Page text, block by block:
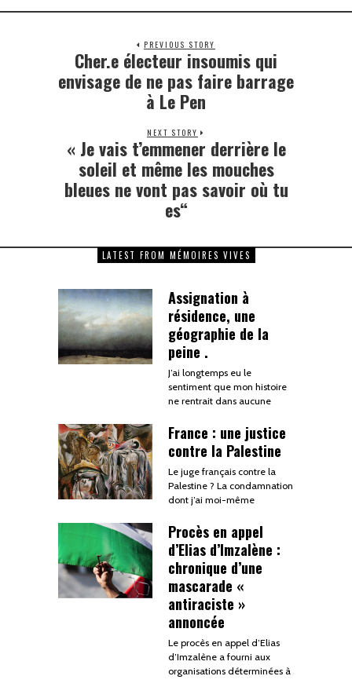
PREVIOUS STORY
Cher.e électeur insoumis qui
envisage de ne pas faire barrage
à Le Pen
NEXT STORY
« Je vais t’emmener derrière le
soleil et même les mouches
bleues ne vont pas savoir où tu
es“
LATEST FROM MÉMOIRES VIVES
Assignation à
résidence, une
géographie de la
peine .
J’ai longtemps eu le
sentiment que mon histoire
ne rentrait dans aucune
France : une justice
contre la Palestine
Le juge français contre la
Palestine ? La condamnation
dont j’ai moi-même
Procès en appel
d’Elias d’Imzalène :
chronique d’une
mascarade «
antiraciste »
annoncée
Le procès en appel d’Elias
d’Imzalène a fourni aux
organisations déterminées à